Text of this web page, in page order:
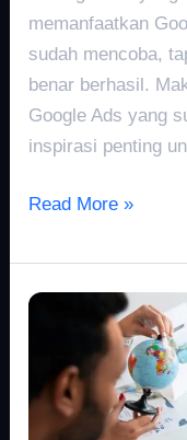
memanfaatkan
sudah mencoba,
benar berhasil.
Google Ads yang
inspirasi penting
Read More »
Perbandingan
Website
Company
Profile: